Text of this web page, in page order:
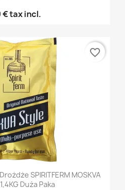
€tax incl.
SPIRITFERM MOSKVA
Duża Paka
favorite_border